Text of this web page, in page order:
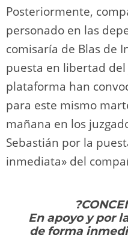
Posteriormente,
personado en las
comisaría de Blas de
puesta en libertad del
plataforma han
para este mismo
mañana en los
Sebastián por la
inmediata» del
En apoyo y por
de forma